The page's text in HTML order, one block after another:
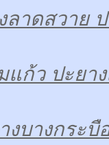
าดสวาย
แก้ว ปะยา
งบางกระบื